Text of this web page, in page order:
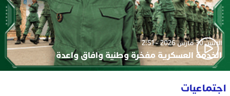
الإثنين 30 مارس 2026 - 2:51
الخدمة العسكرية مفخرة وطنية وافاق واعدة
اجتماعيات